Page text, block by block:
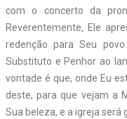
com o concerto da
Reverentemente, Ele
redenção para Seu
Substituto e Penhor ao
vontade é que, onde Eu
deste, para que vejam a
Sua beleza, e a igreja será